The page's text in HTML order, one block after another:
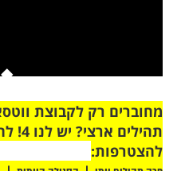
a modal window.
לטעון את המדיה, או
כשלו או מכיוון